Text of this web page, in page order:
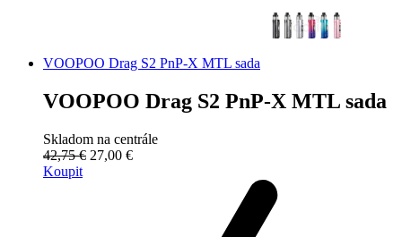
VOOPOO Drag S2 PnP-X MTL sada
VOOPOO Drag S2 PnP-X MTL sada
Skladom na centrále
42,75 € 27,00 €
Koupit